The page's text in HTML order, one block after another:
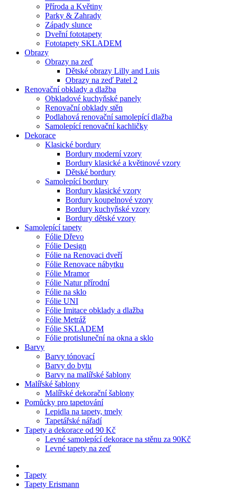
Příroda a Květiny
Parky & Zahrady
Západy slunce
Dveřní fototapety
Fototapety SKLADEM
Obrazy
Obrazy na zeď
Dětské obrazy Lilly and Luis
Obrazy na zeď Patel 2
Renovační obklady a dlažba
Obkladové kuchyňské panely
Renovační obklady stěn
Podlahová renovační samolepící dlažba
Samolepící renovační kachličky
Dekorace
Klasické bordury
Bordury moderní vzory
Bordury klasické a květinové vzory
Dětské bordury
Samolepící bordury
Bordury klasické vzory
Bordury koupelnové vzory
Bordury kuchyňské vzory
Bordury dětské vzory
Samolepící tapety
Fólie Dřevo
Fólie Design
Fólie na Renovaci dveří
Fólie Renovace nábytku
Fólie Mramor
Fólie Natur přírodní
Fólie na sklo
Fólie UNI
Fólie Imitace obklady a dlažba
Fólie Metráž
Fólie SKLADEM
Fólie protisluneční na okna a sklo
Barvy
Barvy tónovací
Barvy do bytu
Barvy na malířské šablony
Malířské šablony
Malířské dekorační šablony
Pomůcky pro tapetování
Lepidla na tapety, tmely
Tapetářské nářadí
Tapety a dekorace od 90 Kč
Levné samolepící dekorace na stěnu za 90Kč
Levné tapety na zeď
Tapety
Tapety Erismann